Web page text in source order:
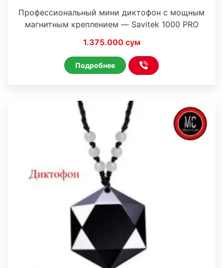
Профессиональный мини диктофон с мощным
магнитным креплением — Savitek 1000 PRO
1.375.000 сум
Подробнее